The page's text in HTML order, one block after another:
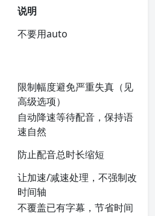
说明
不要用auto
限制幅度避免严重失真（见
高级选项）
自动降速等待配音，保持语
速自然
防止配音总时长缩短
让加速/减速处理，不强制改
时间轴
不覆盖已有字幕，节省时间